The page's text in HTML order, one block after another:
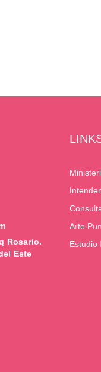
Rosario.
Este
Arte
Estudio